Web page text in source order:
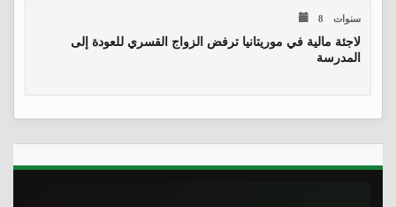
8 سنوات
لاجئة مالية في موريتانيا ترفض الزواج القسري للعودة إلى
المدرسة